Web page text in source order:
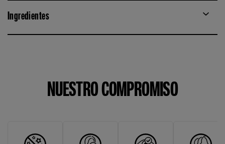
Ingredientes
NUESTRO COMPROMISO